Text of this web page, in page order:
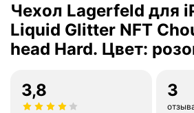
Чехол Lagerfeld для
Liquid Glitter NFT
head Hard. Цвет:
3,8 3